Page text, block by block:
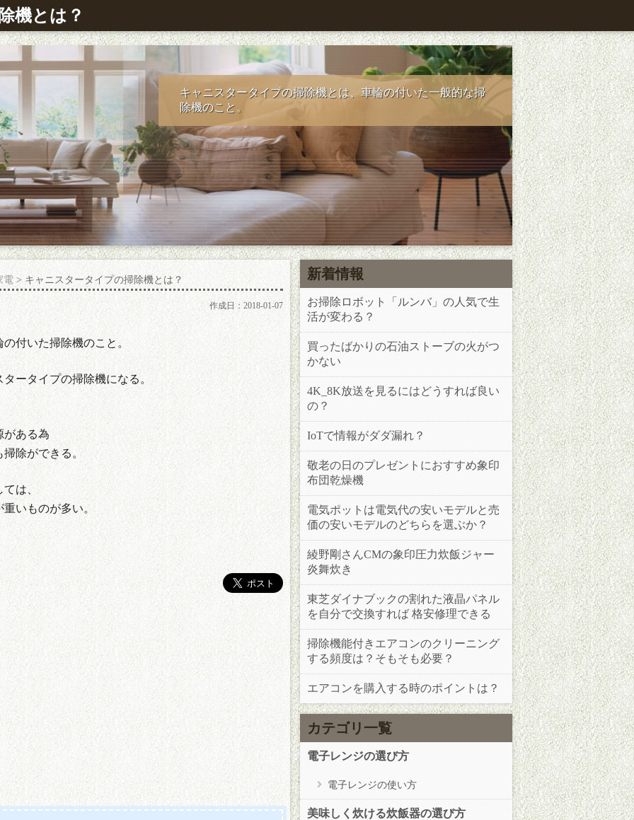
機とは？
キャニスタータイプの掃除機とは、車輪の付いた一般的な掃
除機のこと。
電 > キャニスタータイプの掃除機とは？
作成日： 2018-01-07
付いた掃除機のこと。
ータイプの掃除機になる。
がある為
除ができる。
は、
いものが多い。
新着情報
お掃除ロボット「ルンバ」の人気で生
活が変わる？
買ったばかりの石油ストーブの火がつ
かない
4K_8K放送を見るにはどうすれば良い
の？
IoTで情報がダダ漏れ？
敬老の日のプレゼントにおすすめ象印
布団乾燥機
電気ポットは電気代の安いモデルと売
価の安いモデルのどちらを選ぶか？
綾野剛さんCMの象印圧力炊飯ジャー
炎舞炊き
東芝ダイナブックの割れた液晶パネル
を自分で交換すれば 格安修理できる
掃除機能付きエアコンのクリーニング
する頻度は？そもそも必要？
エアコンを購入する時のポイントは？
カテゴリ一覧
電子レンジの選び方
電子レンジの使い方
美味しく炊ける炊飯器の選び方